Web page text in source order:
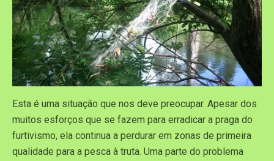
Esta é uma situação que nos deve preocupar. Apesar dos
muitos esforços que se fazem para erradicar a praga do
furtivismo, ela continua a perdurar em zonas de primeira
qualidade para a pesca à truta. Uma parte do problema